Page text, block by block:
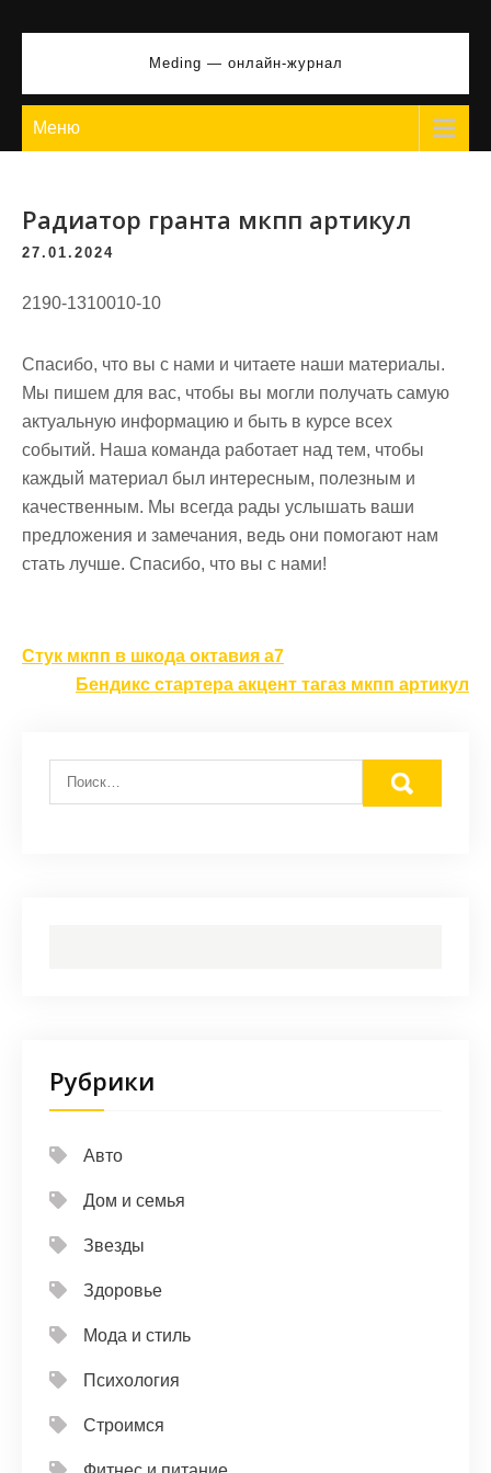
Meding — онлайн-журнал
Меню
Радиатор гранта мкпп артикул
27.01.2024
2190-1310010-10
Спасибо, что вы с нами и читаете наши материалы.
Мы пишем для вас, чтобы вы могли получать самую
актуальную информацию и быть в курсе всех
событий. Наша команда работает над тем, чтобы
каждый материал был интересным, полезным и
качественным. Мы всегда рады услышать ваши
предложения и замечания, ведь они помогают нам
стать лучше. Спасибо, что вы с нами!
Навигация
Стук мкпп в шкода октавия а7
Бендикс стартера акцент тагаз мкпп артикул
Рубрики
Авто
Дом и семья
Звезды
Здоровье
Мода и стиль
Психология
Строимся